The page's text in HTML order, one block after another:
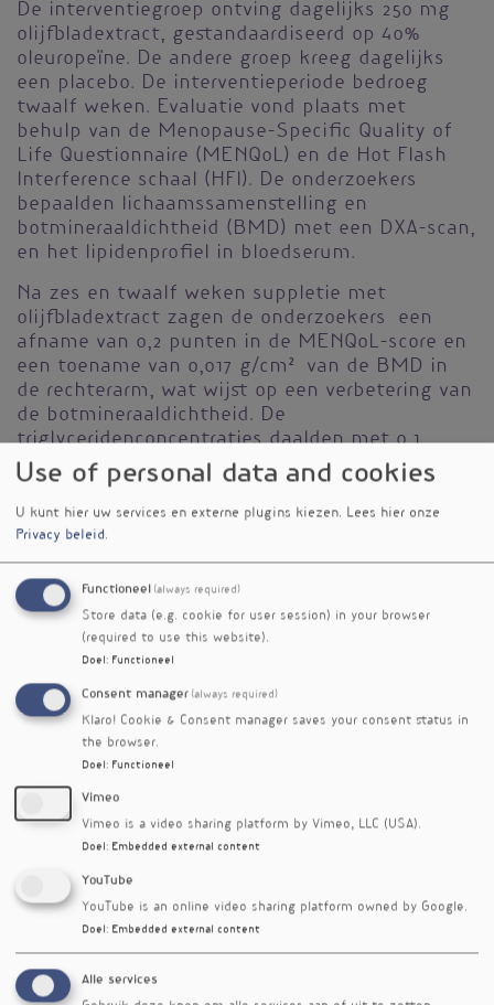
De interventiegroep ontving dagelijks 250 mg
olijfbladextract, gestandaardiseerd op 40%
oleuropeïne. De andere groep kreeg dagelijks
een placebo. De interventieperiode bedroeg
twaalf weken. Evaluatie vond plaats met
behulp van de Menopause-Specific Quality of
Life Questionnaire (MENQoL) en de Hot Flash
Interference schaal (HFI). De onderzoekers
bepaalden lichaamssamenstelling en
botmineraaldichtheid (BMD) met een DXA-scan,
en het lipidenprofiel in bloedserum.
Na zes en twaalf weken suppletie met
olijfbladextract zagen de onderzoekers een
afname van 0,2 punten in de MENQoL-score en
een toename van 0,017 g/cm² van de BMD in
de rechterarm, wat wijst op een verbetering van
de botmineraaldichtheid. De
triglyceridenconcentraties daalden met 0,1
mmol/L en de triglyceriden/HDL-cholesterolratio
verbeterde met 0,1 punt. Er werden geen
significante effecten gevonden op andere
aspecten van lichaamssamenstelling of
handknijpkracht.
Dagelijkse suppletie met 250 mg
olijfbladextract gedurende twaalf weken leidde
dus tot verbeteringen in postmenopauzale
symptomen, een toename van de
botmineraaldichtheid in de rechterarm en
gunstige veranderingen in het
Hoewel de studie positieve effecten van
olijfbladextract aantoont, is verder onderzoek
nodig om de onderliggende mechanismen te
begrijpen en de optimale dosering te bepalen.
olijfbladextract te adviseren als onderdeel van
een strategie ter verlichting van
Referenties
Use of personal data and cookies
U kunt hier uw services en externe plugins kiezen. Lees hier onze
Privacy beleid.
Functioneel (always required)
Store data (e.g. cookie for user session) in your browser
(required to use this website).
Doel : Functioneel
Consent manager (always required)
Klaro! Cookie & Consent manager saves your consent status in
the browser.
Doel : Functioneel
Vimeo
Vimeo is a video sharing platform by Vimeo, LLC (USA).
Doel : Embedded external content
YouTube
YouTube is an online video sharing platform owned by Google.
Doel : Embedded external content
Alle services